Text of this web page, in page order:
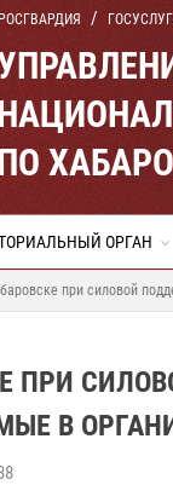
ОРГАН
при силовой
ПРИ
В